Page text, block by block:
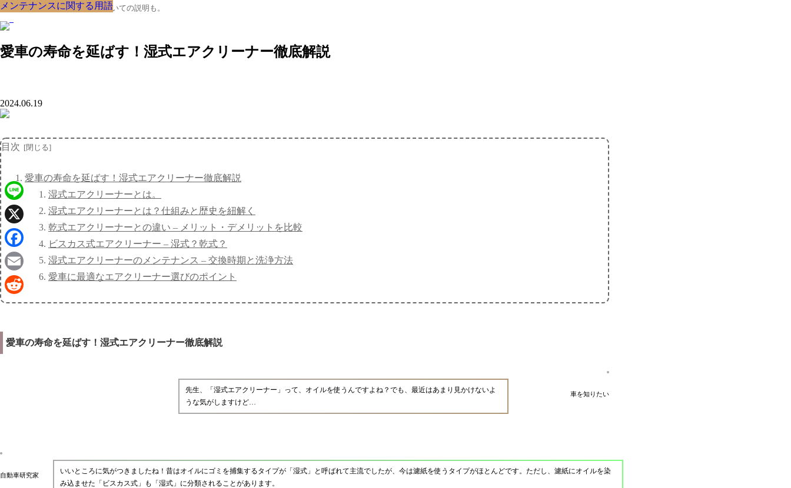
クルマの大辞典、購入･売却についての説明も。
愛車の寿命を延ばす！湿式エアクリーナー徹底解説
メンテナンスに関する用語
2024.06.19
目次
愛車の寿命を延ばす！湿式エアクリーナー徹底解説
湿式エアクリーナーとは。
湿式エアクリーナーとは？仕組みと歴史を紐解く
乾式エアクリーナーとの違い – メリット・デメリットを比較
ビスカス式エアクリーナー – 湿式？乾式？
湿式エアクリーナーのメンテナンス – 交換時期と洗浄方法
愛車に最適なエアクリーナー選びのポイント
愛車の寿命を延ばす！湿式エアクリーナー徹底解説
車を知りたい
先生、「湿式エアクリーナー」って、オイルを使うんですよね？でも、最近はあまり見かけないよ
うな気がしますけど…
自動車研究家
いいところに気がつきましたね！昔はオイルにゴミを捕集するタイプが「湿式」と呼ばれて主流でしたが、今は濾紙を使うタイプがほとんどです。ただし、濾紙にオイルを染
み込ませた「ビスカス式」も「湿式」に分類されることがあります。
メンテナンスに関する用語
メンテナンスに関する用語
メンテナンスに関する用語
メンテナンスに関する用語
メンテナンスに関する用語
メンテナンスに関する用語
メンテナンスに関する用語
メンテナンスに関する用語
Line
X
Facebook
Email
Reddit